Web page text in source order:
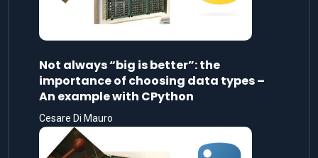
Not always “big is better”: the
importance of choosing data types –
An example with CPython
Cesare Di Mauro